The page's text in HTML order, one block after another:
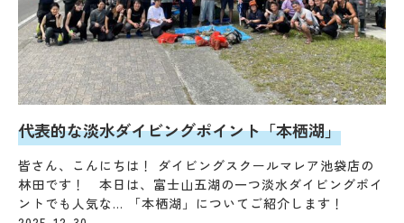
代表的な淡水ダイビングポイント「本栖湖」
皆さん、こんにちは！ ダイビングスクールマレア池袋店の
林田です！ 本日は、富士山五湖の一つ淡水ダイビングポイ
ントでも人気な… 「本栖湖」についてご紹介します！